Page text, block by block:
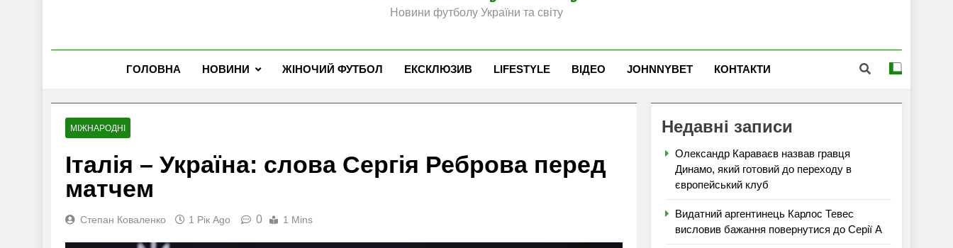
Новини футболу України та світу
ГОЛОВНА НОВИНИ ЖІНОЧИЙ ФУТБОЛ ЕКСКЛЮЗИВ LIFESTYLE ВІДЕО JOHNNYBET КОНТАКТИ
МІЖНАРОДНІ
Італія – Україна: слова Сергія Реброва перед
матчем
Степан Коваленко 1 Рік Ago 0 1 Mins
Недавні записи
Олександр Караваєв назвав гравця
Динамо, який готовий до переходу в
європейський клуб
Видатний аргентинець Карлос Тевес
висловив бажання повернутися до Серії А